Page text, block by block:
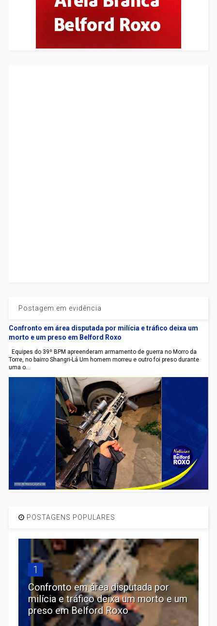
Postagem em evidência
Confronto em área disputada por milícia e tráfico deixa um
morto e um preso em Belford Roxo
Equipes do 39º BPM apreenderam armamento de guerra no Morro da
Torre, no bairro Shangri-Lá Um homem morreu e outro foi preso durante
uma o...
POSTAGENS POPULARES
1
Confronto em área disputada por
milícia e tráfico deixa um morto e um
preso em Belford Roxo